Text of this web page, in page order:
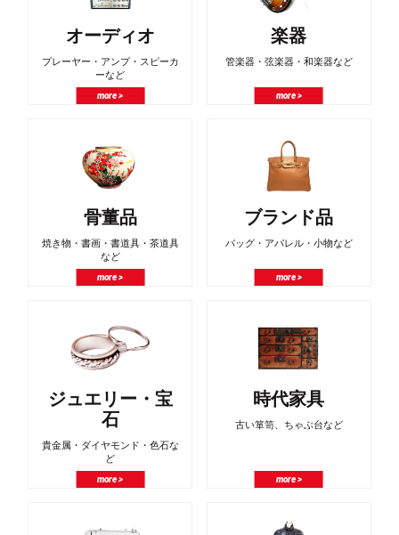
オーディオ
プレーヤー・アンプ・スピーカ
ーなど
more >
楽器
管楽器・弦楽器・和楽器など
more >
骨董品
焼き物・書画・書道具・茶道具
など
more >
ブランド品
バッグ・アパレル・小物など
more >
ジュエリー・宝
石
貴金属・ダイヤモンド・色石な
ど
more >
時代家具
古い箪笥、ちゃぶ台など
more >